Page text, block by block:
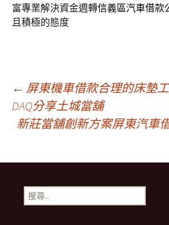
富專業解決資金週轉信義區汽車借款
且積極的態度
文
章
導
覽
← 屏東機車借款合理的床墊
DAQ分享土城當舖
新莊當舖創新方案屏東汽車
搜
尋